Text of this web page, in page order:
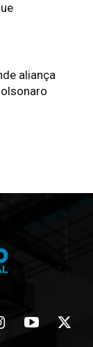
aliança